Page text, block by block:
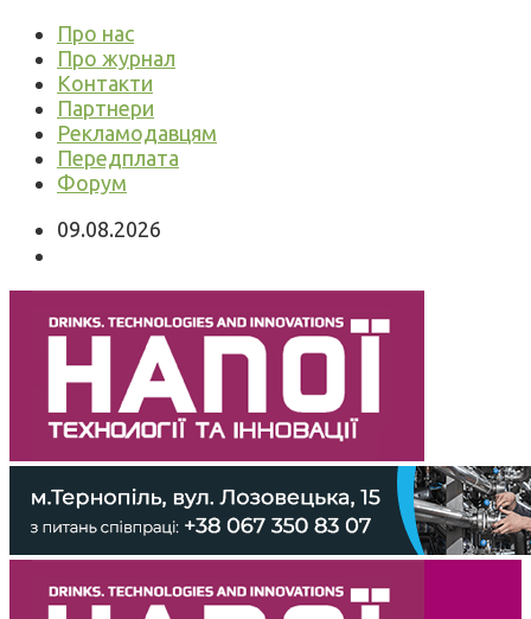
Про нас
Про журнал
Контакти
Партнери
Рекламодавцям
Передплата
Форум
09.08.2026